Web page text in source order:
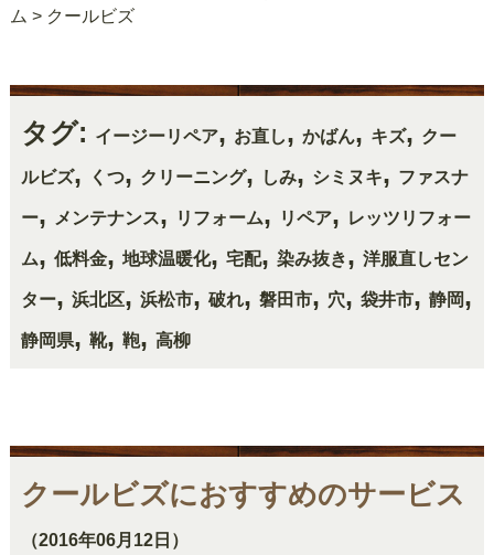
ム > クールビズ
タグ: イージーリペア, お直し, かばん, キズ, クー
ルビズ, くつ, クリーニング, しみ, シミヌキ, ファスナ
ー, メンテナンス, リフォーム, リペア, レッツリフォー
ム, 低料金, 地球温暖化, 宅配, 染み抜き, 洋服直しセン
ター, 浜北区, 浜松市, 破れ, 磐田市, 穴, 袋井市, 静岡,
静岡県, 靴, 鞄, 高柳
クールビズにおすすめのサービス
（2016年06月12日）